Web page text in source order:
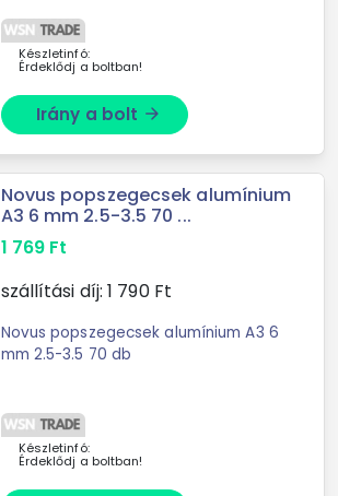
Készletinfó:
Érdeklődj a boltban!
Irány a bolt arrow_forward
Novus popszegecsek alumínium
A3 6 mm 2.5-3.5 70 ...
1 769 Ft
szállítási díj: 1 790Ft
Novus popszegecsek alumínium A3 6
mm 2.5-3.5 70 db
Készletinfó:
Érdeklődj a boltban!